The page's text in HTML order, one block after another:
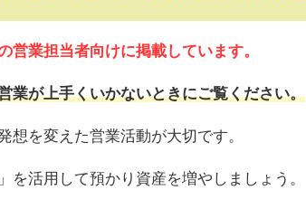
営業担当者向けに掲載しています。
業が上手くいかないときにご覧ください。
想を変えた営業活動が大切です。
を活用して預かり資産を増やしましょう。